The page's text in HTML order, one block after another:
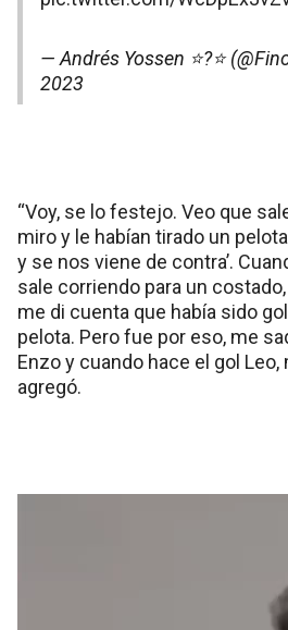
— Andrés Yossen ⭐?⭐
2023
“Voy, se lo festejo. Veo que
miro y le habían tirado un
y se nos viene de contra’.
sale corriendo para un
me di cuenta que había sido
pelota. Pero fue por eso, me
Enzo y cuando hace el gol Leo,
agregó.